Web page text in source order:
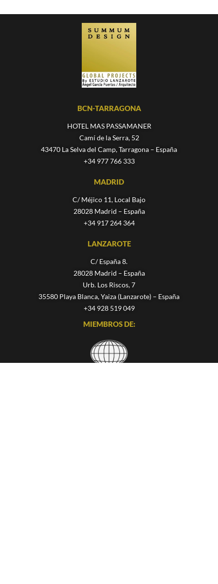
BCN-TARRAGONA
HOTEL MAS PASSAMANER
Camí de la Serra, 52
43470 La Selva del Camp, Tarragona – España
+34 977 766 333
MADRID
C/ Méjico 11, Local Bajo
28028 Madrid – España
+34 917 264 364
LANZAROTE
C/ España 8.
28028 Madrid – España
Urb. Los Riscos, 7
35580 Playa Blanca, Yaiza (Lanzarote) – España
+34 928 519 049
MIEMBROS DE: